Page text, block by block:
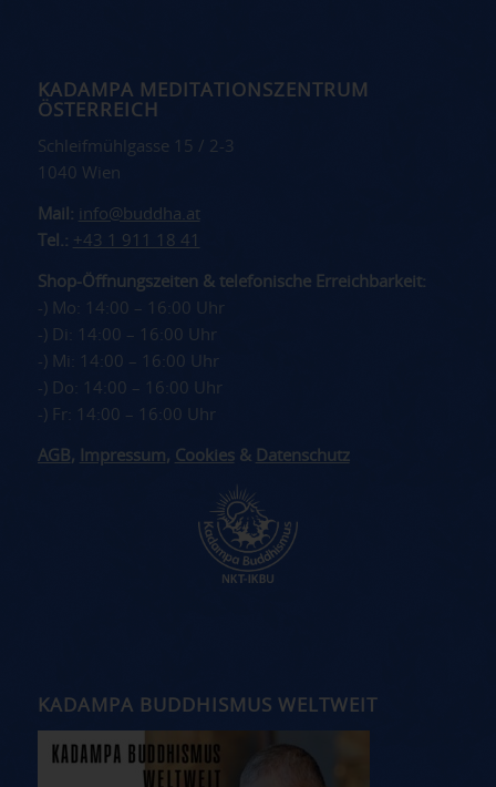
KADAMPA MEDITATIONSZENTRUM
ÖSTERREICH
Schleifmühlgasse 15 / 2-3
1040 Wien
Mail: info@buddha.at
Tel.: +43 1 911 18 41
Shop-Öffnungszeiten & telefonische Erreichbarkeit:
-) Mo: 14:00 – 16:00 Uhr
-) Di: 14:00 – 16:00 Uhr
-) Mi: 14:00 – 16:00 Uhr
-) Do: 14:00 – 16:00 Uhr
-) Fr: 14:00 – 16:00 Uhr
AGB , Impressum, Cookies& Datenschutz
KADAMPA BUDDHISMUS WELTWEIT